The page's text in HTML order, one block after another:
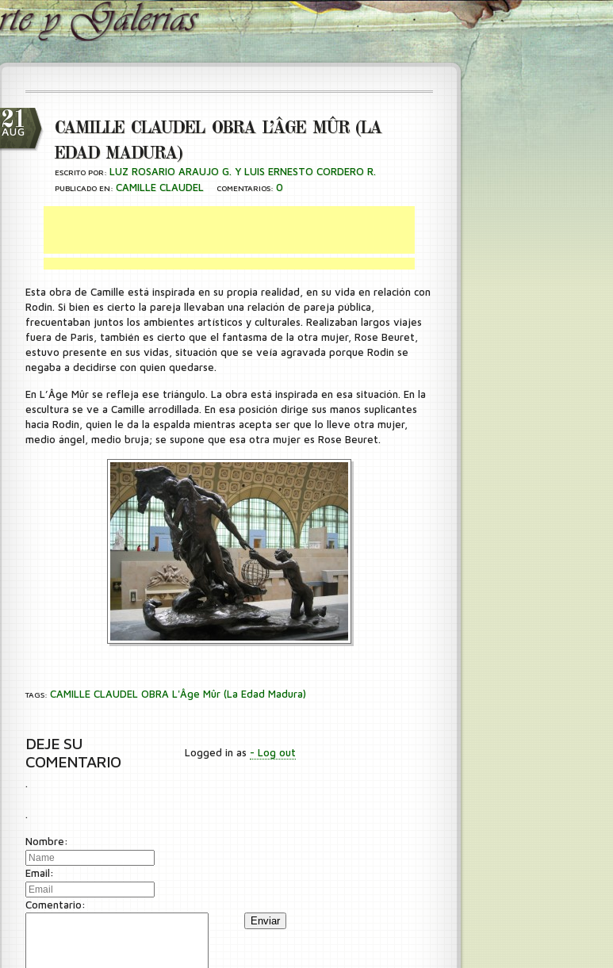
21
AUG
CAMILLE CLAUDEL OBRA L’ÂGE MÛR (LA
EDAD MADURA)
ESCRITO POR: LUZ ROSARIO ARAUJO G. Y LUIS ERNESTO CORDERO R.
PUBLICADO EN: CAMILLE CLAUDEL COMENTARIOS: 0
Esta obra de Camille está inspirada en su propia realidad, en su vida en relación con
Rodin. Si bien es cierto la pareja llevaban una relación de pareja pública,
frecuentaban juntos los ambientes artísticos y culturales. Realizaban largos viajes
fuera de Paris, también es cierto que el fantasma de la otra mujer, Rose Beuret,
estuvo presente en sus vidas, situación que se veía agravada porque Rodin se
negaba a decidirse con quien quedarse.
En L’Âge Mûr se refleja ese triángulo. La obra está inspirada en esa situación. En la
escultura se ve a Camille arrodillada. En esa posición dirige sus manos suplicantes
hacia Rodin, quien le da la espalda mientras acepta ser que lo lleve otra mujer,
medio ángel, medio bruja; se supone que esa otra mujer es Rose Beuret.
TAGS: CAMILLE CLAUDEL OBRA L'Âge Mûr (La Edad Madura)
DEJE SU
COMENTARIO
Logged in as - Log out
.
.
Nombre:
Email:
Comentario:
Enviar